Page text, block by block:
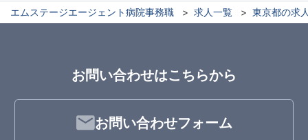
エムステージエージェント病院事務職 求人一覧 東京都の求
お問い合わせはこちらから
お問い合わせフォーム